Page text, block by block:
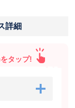
詳細
タップ!